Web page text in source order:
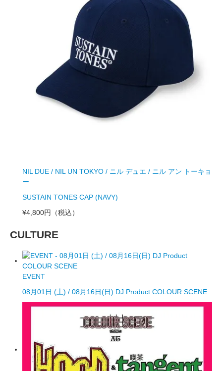
NIL DUE / NIL UN TOKYO / ニル デュエ / ニル アン トーキョ
ー
SUSTAIN TONES CAP (NAVY)
¥4,800円
（税込）
CULTURE
EVENT
08月01日 (土) / 08月16日(日) DJ Product COLOUR SCENE